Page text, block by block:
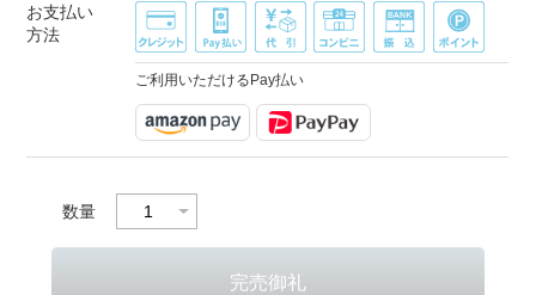
お支払い
方法
ご利用いただけるPay払い
数量